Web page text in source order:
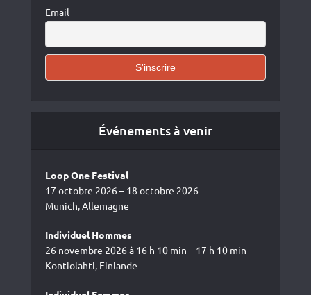
Email
Événements à venir
Loop One Festival
17 octobre 2026 – 18 octobre 2026
Munich, Allemagne
Individuel Hommes
26 novembre 2026 à 16 h 10 min – 17 h 10 min
Kontiolahti, Finlande